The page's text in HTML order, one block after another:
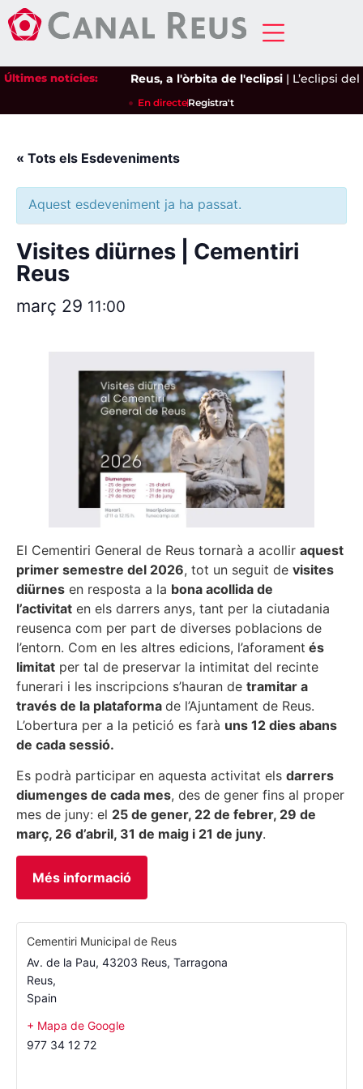
Últimes notícies: Reus, a l'òrbita de l'eclipsi| L’eclipsi del
En directeRegistra't
« Tots els Esdeveniments
Aquest esdeveniment ja ha passat.
Visites diürnes | Cementiri
Reus
març 29 11:00
El Cementiri General de Reus tornarà a acollir aquest
primer semestre del 2026, tot un seguit de visites
diürnes en resposta a la bona acollida de
l’activitat en els darrers anys, tant per la ciutadania
reusenca com per part de diverses poblacions de
l’entorn. Com en les altres edicions, l’aforament és
limitat per tal de preservar la intimitat del recinte
funerari i les inscripcions s’hauran de tramitar a
través de la plataforma de l’Ajuntament de Reus.
L’obertura per a la petició es farà uns 12 dies abans
de cada sessió.
Es podrà participar en aquesta activitat els darrers
diumenges de cada mes, des de gener fins al proper
mes de juny: el 25 de gener, 22 de febrer, 29 de
març, 26 d’abril, 31 de maig i 21 de juny.
Més informació
Cementiri Municipal de Reus
Av. de la Pau, 43203 Reus, Tarragona
Reus,
Spain
+ Mapa de Google
977 34 12 72